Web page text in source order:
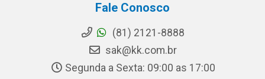
Fale Conosco
(81) 2121-8888
sak@kk.com.br
Segunda a Sexta: 09:00 as 17:00